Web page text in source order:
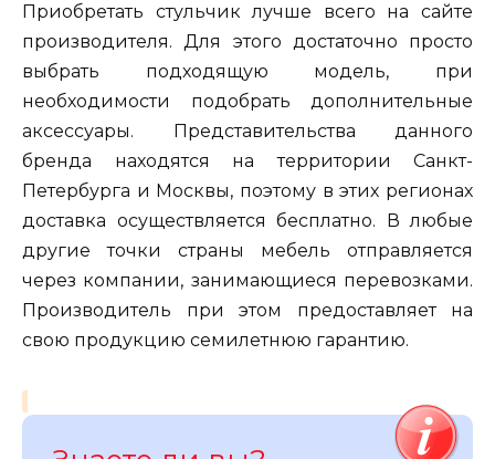
Приобретать стульчик лучше всего на сайте
производителя. Для этого достаточно просто
выбрать подходящую модель, при
необходимости подобрать дополнительные
аксессуары. Представительства данного
бренда находятся на территории Санкт-
Петербурга и Москвы, поэтому в этих регионах
доставка осуществляется бесплатно. В любые
другие точки страны мебель отправляется
через компании, занимающиеся перевозками.
Производитель при этом предоставляет на
свою продукцию семилетнюю гарантию.